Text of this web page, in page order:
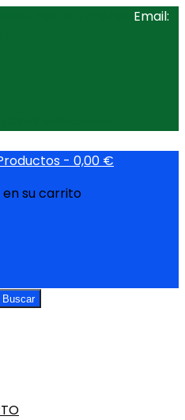
Email:
- 0,00 €
su carrito
Buscar